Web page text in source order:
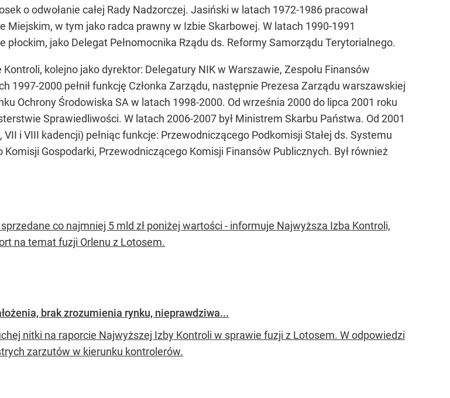
o odwołanie całej Rady Nadzorczej. Jasiński w latach 1972-1986 pracował
Miejskim, w tym jako radca prawny w Izbie Skarbowej. W latach 1990-1991
jako Delegat Pełnomocnika Rządu ds. Reformy Samorządu Terytorialnego.
kolejno jako dyrektor: Delegatury NIK w Warszawie, Zespołu Finansów
1997-2000 pełnił funkcję Członka Zarządu, następnie Prezesa Zarządu warszawskiej
Ochrony Środowiska SA w latach 1998-2000. Od września 2000 do lipca 2001 roku
Sprawiedliwości. W latach 2006-2007 był Ministrem Skarbu Państwa. Od 2001
VII i VIII kadencji) pełniąc funkcje: Przewodniczącego Podkomisji Stałej ds. Systemu
Gospodarki, Przewodniczącego Komisji Finansów Publicznych. Był również
co najmniej 5 mld zł poniżej wartości - informuje Najwyższa Izba Kontroli,
na temat fuzji Orlenu z Lotosem.
brak zrozumienia rynku, nieprawdziwa...
nitki na raporcie Najwyższej Izby Kontroli w sprawie fuzji z Lotosem. W odpowiedzi
zarzutów w kierunku kontrolerów.